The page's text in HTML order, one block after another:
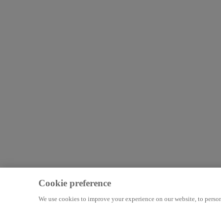
Cookie preference
We use cookies to improve your experience on our website, to